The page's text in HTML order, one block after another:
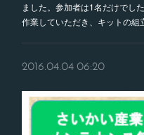
ました。参加者は1名だけでし
作業していただき、キットの
2016.04.04 06:20